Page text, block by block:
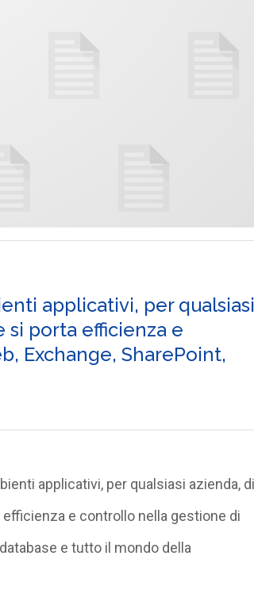
applicativi, per qualsiasi
si porta efficienza e
Exchange, SharePoint,
applicativi, per qualsiasi azienda, di
e controllo nella gestione di
e tutto il mondo della